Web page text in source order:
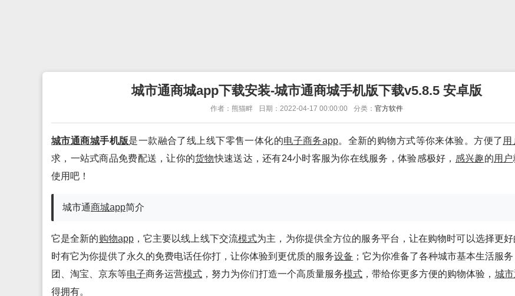
城市通商城app下载安装-城市通商城手机版下载v5.8.5 安卓版
作者：熊猫畔 日期：2022-04-17 00:00:00 分类：官方软件
城市通商城手机版是一款融合了线上线下零售一体化的电子商务app。全新的购物方式等你来体验。方便了 用
求，一站式商品免费配送，让你的货物快速送达，还有24小时客服为你在线服务，体验感极好， 感兴趣的用户
使用吧！
城市通商城app简介
它是全新的购物app，它主要以线上线下交流模式为主，为你提供全方位的服务平台，让在购物时可以选择更好
时有它为你提供了永久的免费电话任你打，让你体验到更优质的服务设备 ；它为你准备了各种城市基本生活服
团、淘宝、京东等电子商务运营模式 ，努力为你们打造一个高质量服务模式 ，带给你更多方便的购物体验， 城
得拥有。